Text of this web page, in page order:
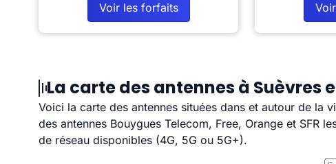
Voir les forfaits
La carte des antennes à Suèvres
Voici la carte des antennes situées dans et autour de la
des antennes Bouygues Telecom, Free, Orange et SFR
de réseau disponibles (4G, 5G ou 5G+).